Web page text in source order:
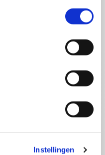
Instellingen
(EN)